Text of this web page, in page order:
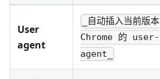
User
agent
_自动插入当前版本
Chrome 的 user-
agent_